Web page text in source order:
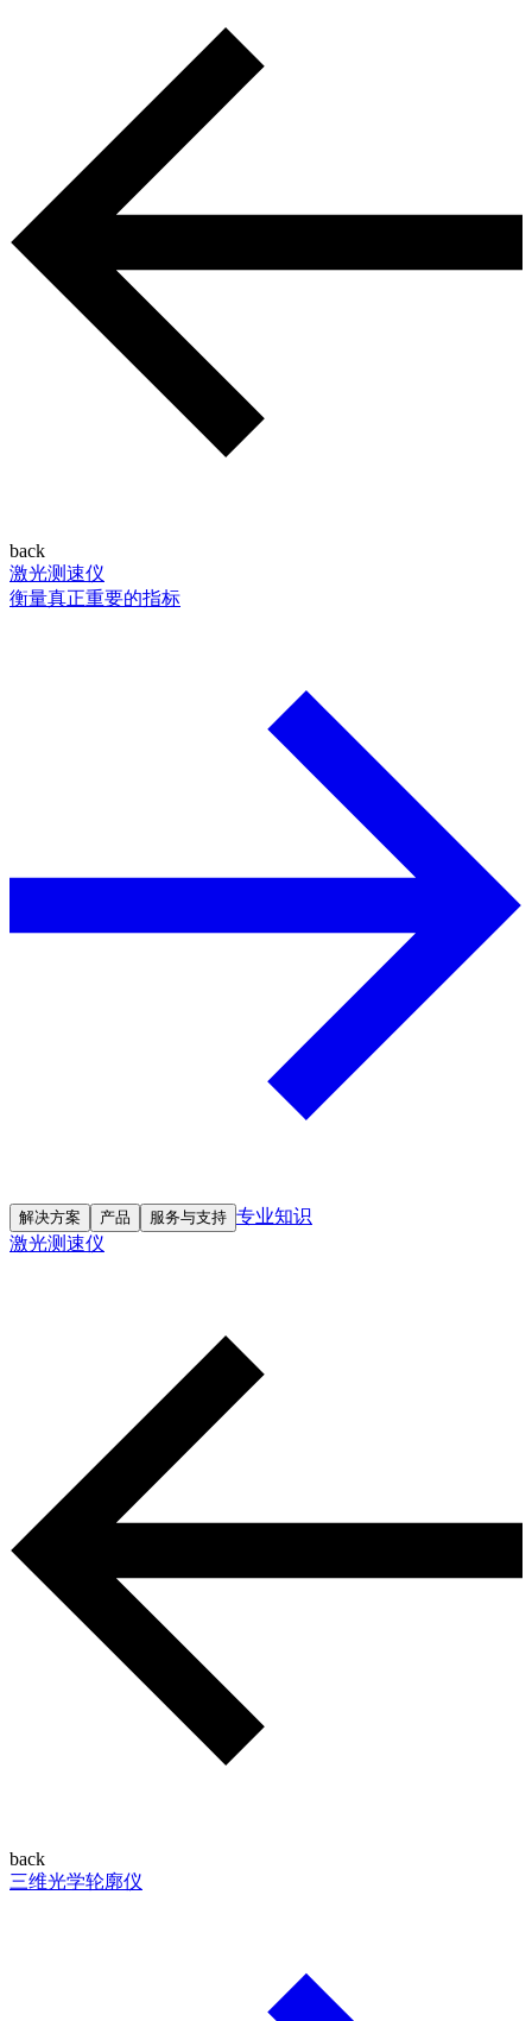
back
激光测速仪
衡量真正重要的指标
解决方案 产品 服务与支持 专业知识
激光测速仪
back
三维光学轮廓仪